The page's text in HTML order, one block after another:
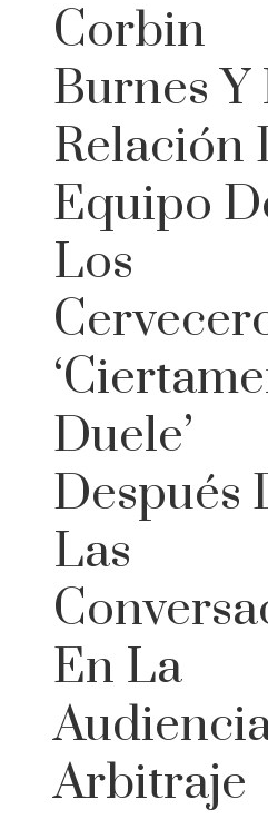
Corbin
Burnes Y
Relación
Equipo
Los
Duele’
Después
Las
En La
Arbitraje